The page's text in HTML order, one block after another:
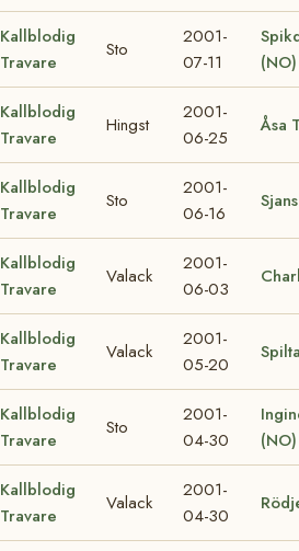
Kallblodig
Travare
Sto
2001-
07-11
(NO)
Kallblodig
Travare
Hingst
2001-
06-25
Åsa
Kallblodig
Travare
Sto
2001-
06-16
Kallblodig
Travare
Valack
2001-
06-03
Kallblodig
Travare
Valack
2001-
05-20
Kallblodig
Travare
Sto
2001-
04-30
(NO)
Kallblodig
Travare
Valack
2001-
04-30